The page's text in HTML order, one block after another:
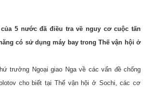
5 nước đã điều tra về nguy cơ cuộc tấn
có sử dụng máy bay trong Thế vận hội ở
trưởng Ngoại giao Nga về các vấn đề chống
cho biết tại Thế vận hội ở Sochi, các cơ